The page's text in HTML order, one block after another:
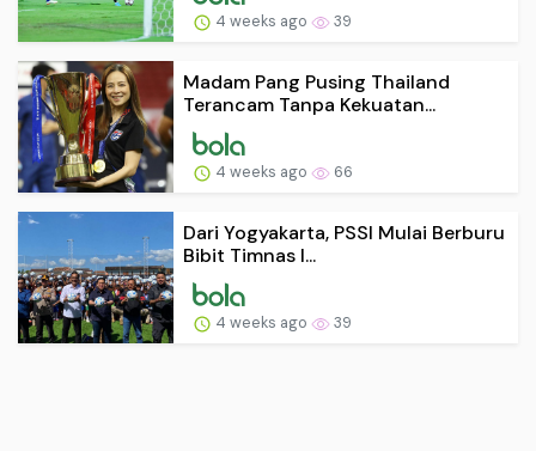
4 weeks ago 39
Madam Pang Pusing Thailand
Terancam Tanpa Kekuatan...
4 weeks ago 66
Dari Yogyakarta, PSSI Mulai Berburu
Bibit Timnas I...
4 weeks ago 39